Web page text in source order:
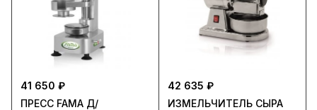
41 650 ₽
ПРЕСС FAMA Д/
42 635 ₽
ИЗМЕЛЬЧИТЕЛЬ СЫРА